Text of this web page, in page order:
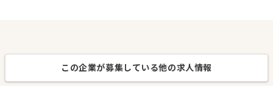
この企業が募集している他の求人情報